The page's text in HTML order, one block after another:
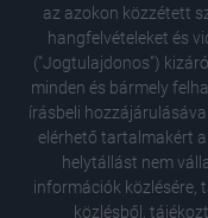
az azokon közzétett
hangfelvételeket és
("Jogtulajdonos")
minden és bármely
írásbeli
elérhető tartalmakért
helytállást nem
információk közlésére,
közlésből,